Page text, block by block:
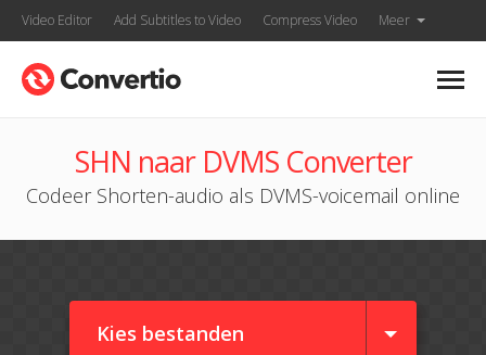
Video Editor Add Subtitles to Video Compress Video Meer
SHN naar DVMS Converter
Codeer Shorten-audio als DVMS-voicemail online
Kies bestanden